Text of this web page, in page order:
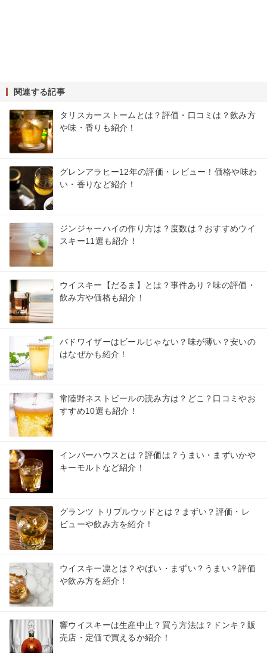
関連する記事
タリスカーストームとは？評価・口コミは？飲み方
や味・香りも紹介！
グレンアラヒー12年の評価・レビュー！価格や味わ
い・香りなど紹介！
ジンジャーハイの作り方は？度数は？おすすめウイ
スキー11選も紹介！
ウイスキー【だるま】とは？事件あり？味の評価・
飲み方や価格も紹介！
バドワイザーはビールじゃない？味が薄い？安いの
はなぜかも紹介！
常陸野ネストビールの読み方は？どこ？口コミやお
すすめ10選も紹介！
インバーハウスとは？評価は？うまい・まずいかや
キーモルトなど紹介！
グランツ トリプルウッドとは？まずい？評価・レ
ビューや飲み方を紹介！
ウイスキー凛とは？やばい・まずい？うまい？評価
や飲み方を紹介！
響ウイスキーは生産中止？買う方法は？ドンキ？販
売店・定価で買えるか紹介！